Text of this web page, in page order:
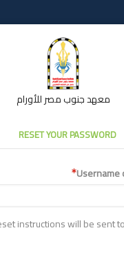
معهد جنوب مصر للأورام
RESET YOUR PASSWORD
instructions will be sent